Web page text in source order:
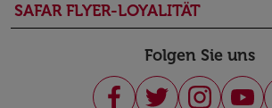
SAFAR FLYER-LOYALITÄT
Folgen Sie uns